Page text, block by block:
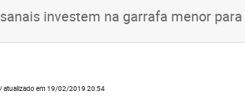
investem na garrafa menor
em 19/02/2019 20:54